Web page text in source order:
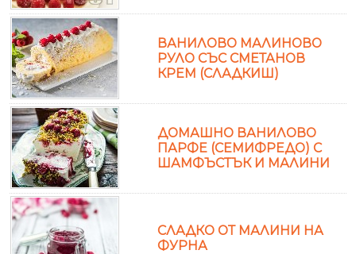
ВАНИЛОВО МАЛИНОВО
РУЛО СЪС СМЕТАНОВ
КРЕМ (СЛАДКИШ)
ДОМАШНО ВАНИЛОВО
ПАРФЕ (СЕМИФРЕДО) С
ШАМФЪСТЪК И МАЛИНИ
СЛАДКО ОТ МАЛИНИ НА
ФУРНА